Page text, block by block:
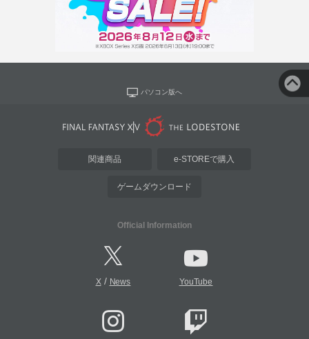
パソコン版へ
関連商品 e-STOREで購入
ゲームダウンロード
Official Information
X/ News YouTube